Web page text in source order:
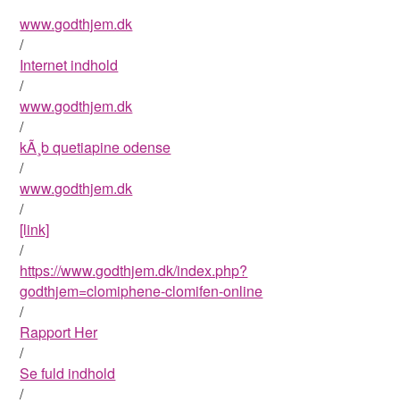
www.godthjem.dk
/
Internet indhold
/
www.godthjem.dk
/
kÃ¸b quetiapine odense
/
www.godthjem.dk
/
[link]
/
https://www.godthjem.dk/index.php?
godthjem=clomiphene-clomifen-online
/
Rapport Her
/
Se fuld indhold
/